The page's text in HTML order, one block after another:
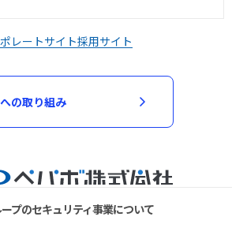
レートサイト採用サイト
の取り組み
プのセキュリティ事業について